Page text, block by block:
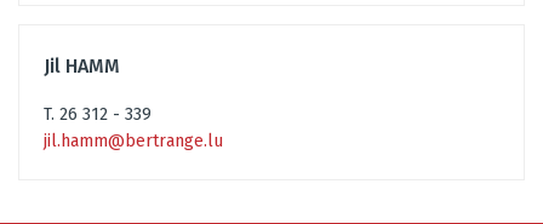
Jil HAMM
T. 26 312 - 339
jil.hamm@bertrange.lu